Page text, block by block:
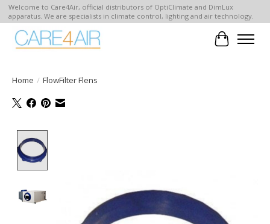
Welcome to Care4Air, official distributors of OptiClimate and DimLux
apparatus. We are specialists in climate control, lighting and air technology.
Home / FlowFilter Flens